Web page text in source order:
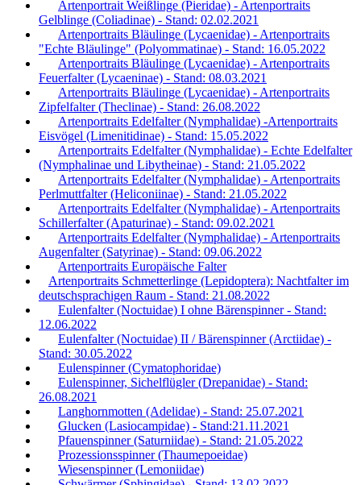
Artenportrait Weißlinge (Pieridae) - Artenportraits
Gelblinge (Coliadinae) - Stand: 02.02.2021
Artenportraits Bläulinge (Lycaenidae) - Artenportraits
"Echte Bläulinge" (Polyommatinae) - Stand: 16.05.2022
Artenportraits Bläulinge (Lycaenidae) - Artenportraits
Feuerfalter (Lycaeninae) - Stand: 08.03.2021
Artenportraits Bläulinge (Lycaenidae) - Artenportraits
Zipfelfalter (Theclinae) - Stand: 26.08.2022
Artenportraits Edelfalter (Nymphalidae) -Artenportraits
Eisvögel (Limenitidinae) - Stand: 15.05.2022
Artenportraits Edelfalter (Nymphalidae) - Echte Edelfalter
(Nymphalinae und Libytheinae) - Stand: 21.05.2022
Artenportraits Edelfalter (Nymphalidae) - Artenportraits
Perlmuttfalter (Heliconiinae) - Stand: 21.05.2022
Artenportraits Edelfalter (Nymphalidae) - Artenportraits
Schillerfalter (Apaturinae) - Stand: 09.02.2021
Artenportraits Edelfalter (Nymphalidae) - Artenportraits
Augenfalter (Satyrinae) - Stand: 09.06.2022
Artenportraits Europäische Falter
Artenportraits Schmetterlinge (Lepidoptera): Nachtfalter im
deutschsprachigen Raum - Stand: 21.08.2022
Eulenfalter (Noctuidae) I ohne Bärenspinner - Stand:
12.06.2022
Eulenfalter (Noctuidae) II / Bärenspinner (Arctiidae) -
Stand: 30.05.2022
Eulenspinner (Cymatophoridae)
Eulenspinner, Sichelflügler (Drepanidae) - Stand:
26.08.2021
Langhornmotten (Adelidae) - Stand: 25.07.2021
Glucken (Lasiocampidae) - Stand:21.11.2021
Pfauenspinner (Saturniidae) - Stand: 21.05.2022
Prozessionsspinner (Thaumepoeidae)
Wiesenspinner (Lemoniidae)